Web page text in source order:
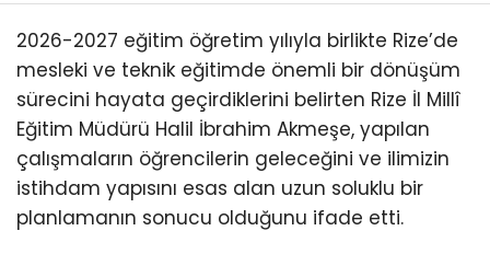
2026-2027 eğitim öğretim yılıyla birlikte Rize’de
mesleki ve teknik eğitimde önemli bir dönüşüm
sürecini hayata geçirdiklerini belirten Rize İl Millî
Eğitim Müdürü Halil İbrahim Akmeşe, yapılan
çalışmaların öğrencilerin geleceğini ve ilimizin
istihdam yapısını esas alan uzun soluklu bir
planlamanın sonucu olduğunu ifade etti.